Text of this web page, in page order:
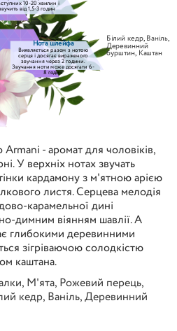
10-20 хвилин і
від 1,5-3 годин
Нота шлейфа
Виявляється разом з нотою
серця і досягає вираженого
звучання через 2 години.
Звучання ноти може досягати 6-
8 годин
Білий кедр, Ваніль,
Деревинний
бурштин, Каштан
- аромат для чоловіків,
У верхніх нотах звучать
кардамону з м'ятною арією
листя. Серцева мелодія
карамельної дині
димним віянням шавлії. А
глибокими деревинними
зігріваючою солодкістю
каштана.
, М'ята, Рожевий перець,
кедр, Ваніль, Деревинний